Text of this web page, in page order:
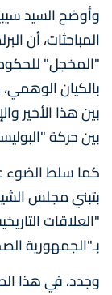
وأوضح السيد
المباحثات، أن
"المخجل"
بالكيان الوهمي،
بين هذا الأخير
بين حركة
كما سلط الضوء
بتبني مجلس
"العلاقات
بـ"الجمهورية
وجدد، في هذا